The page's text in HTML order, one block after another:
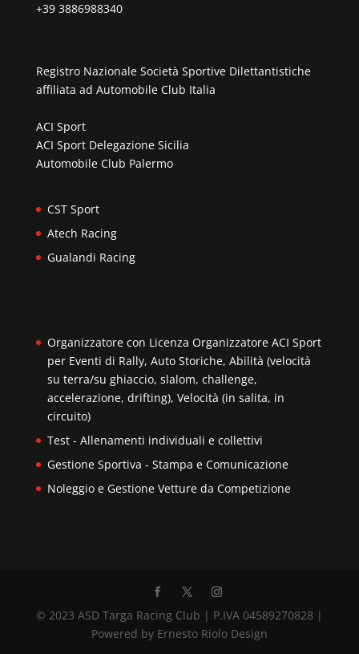
+39 3886988340
Registro Nazionale Società Sportive Dilettantistiche
affiliata ad Automobile Club Italia
ACI Sport
ACI Sport Delegazione Sicilia
Automobile Club Palermo
CST Sport
Atech Racing
Gualandi Racing
Organizzatore con Licenza Organizzatore ACI Sport
per Eventi di Rally, Auto Storiche, Abilità (velocità
su terra/su ghiaccio, slalom, challenge,
accelerazione, drifting), Velocità (in salita, in
circuito)
Test - Allenamenti individuali e collettivi
Gestione Sportiva - Stampa e Comunicazione
Noleggio e Gestione Vetture da Competizione
© 2023 ASD Targa Racing Club | P.IVA 04589270828 |
Powered by Ernesto Riolo Design